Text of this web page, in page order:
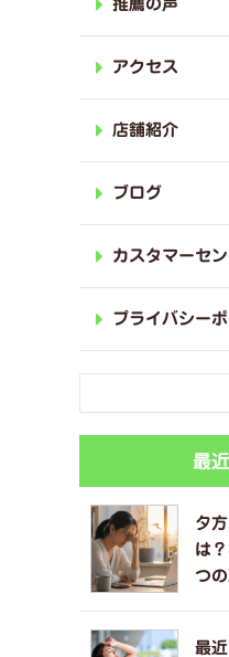
推薦の声
アクセス
店舗紹介
ブログ
カスタマーセ
プライバシー
最
夕
は
つ
最